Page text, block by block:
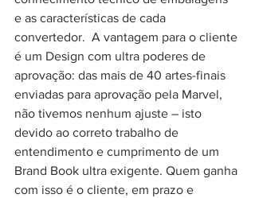
e as características de cada
convertedor.  A vantagem para o cliente
é um Design com ultra poderes de
aprovação: das mais de 40 artes-finais
enviadas para aprovação pela Marvel,
não tivemos nenhum ajuste – isto
devido ao correto trabalho de
entendimento e cumprimento de um
Brand Book ultra exigente. Quem ganha
com isso é o cliente, em prazo e